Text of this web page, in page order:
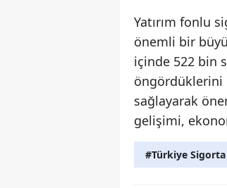
Yatırım fonlu
önemli bir
içinde 522 bin
öngördüklerini
sağlayarak
gelişimi,
#Türkiye